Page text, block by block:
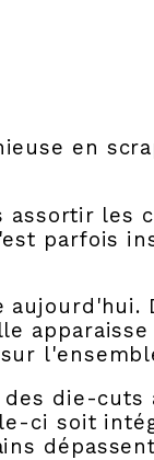
en
assortir les
parfois
aujourd'hui.
die-
ci soit